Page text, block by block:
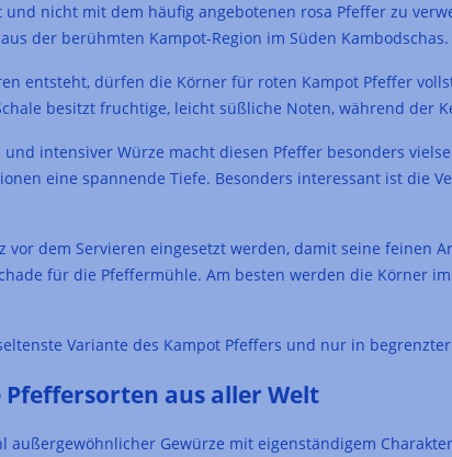
nicht mit dem häufig angebotenen rosa Pfeffer zu
der berühmten Kampot-Region im Süden Kambodschas.
entsteht, dürfen die Körner für roten Kampot Pfeffer
besitzt fruchtige, leicht süßliche Noten, während der
intensiver Würze macht diesen Pfeffer besonders
eine spannende Tiefe. Besonders interessant ist die
vor dem Servieren eingesetzt werden, damit seine feinen
für die Pfeffermühle. Am besten werden die Körner
Variante des Kampot Pfeffers und nur in
aus aller Welt
außergewöhnlicher Gewürze mit eigenständigem